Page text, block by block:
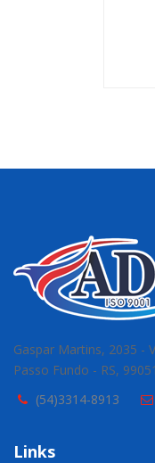
Gaspar Martins, 2035 -
Passo Fundo - RS,
(54)3314-8913
Links